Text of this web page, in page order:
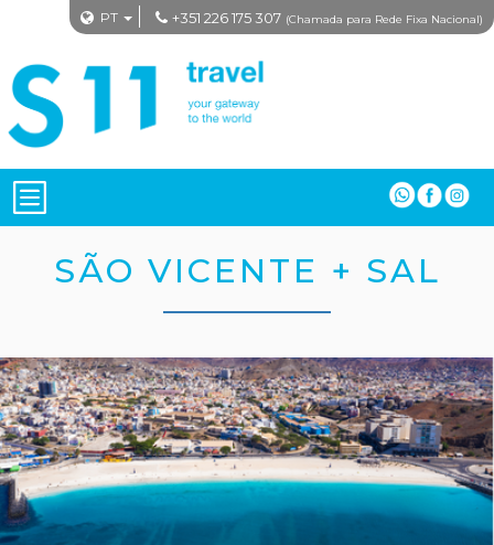
PT +351 226 175 307 (Chamada para Rede Fixa Nacional)
SÃO VICENTE + SAL